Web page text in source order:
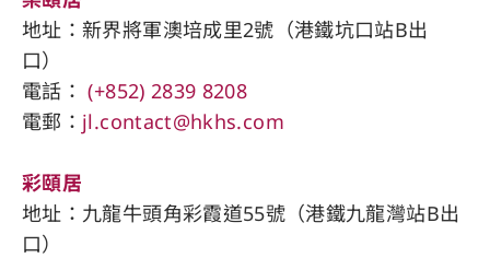
地址：新界將軍澳培成里2號（港鐵坑口站​B出
口）
電話：(+852) 2839 8208
電郵： jl.contact@hkhs.com
彩頤居
地址：九龍牛頭角彩霞道55號（港鐵九龍灣站B出
口）